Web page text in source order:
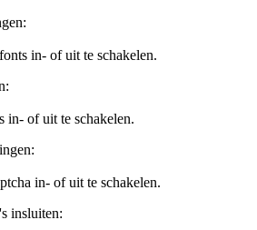
in- of uit te schakelen.
of uit te schakelen.
in- of uit te schakelen.
insluiten: